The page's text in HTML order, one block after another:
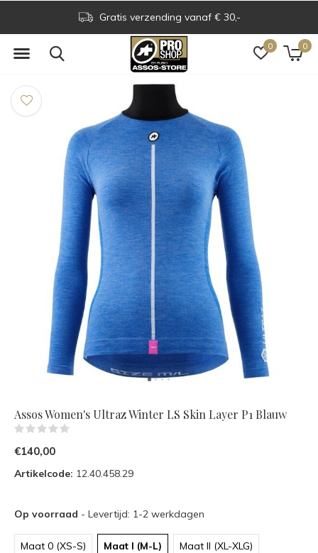
0 0
Gratis verzending vanaf € 30,-
Assos Women's Ultraz Winter LS Skin Layer P1 Blauw
€140,00
Artikelcode: 12.40.458.29
Op voorraad - Levertijd: 1-2 werkdagen
Maat 0 (XS-S) Maat I (M-L) Maat II (XL-XLG)